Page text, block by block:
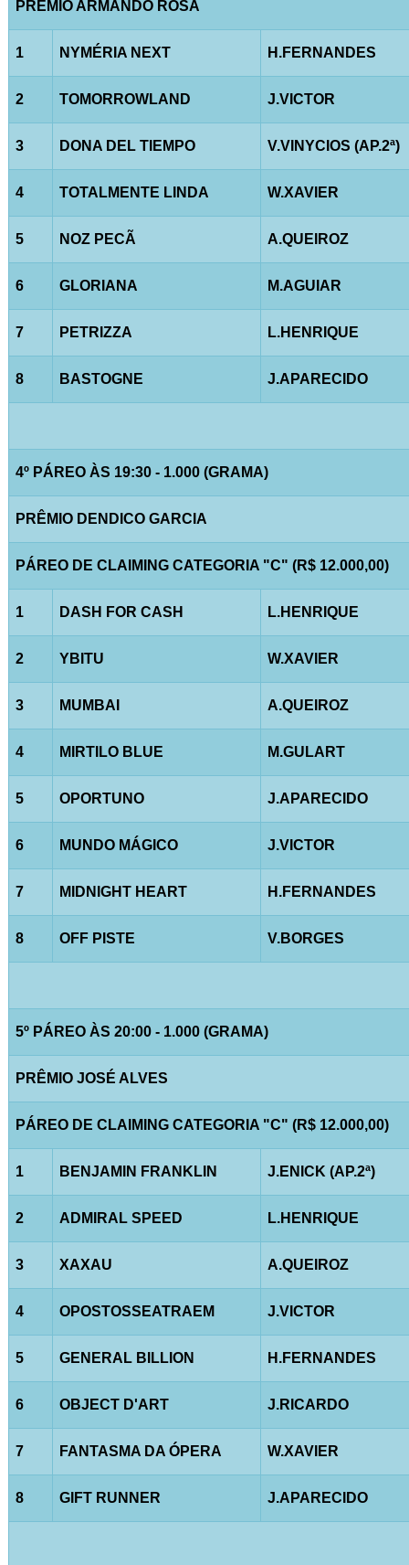
PRÊMIO ARMANDO ROSA
1 NYMÉRIA NEXT H.FERNANDES
2 TOMORROWLAND J.VICTOR
3 DONA DEL TIEMPO V.VINYCIOS (AP.2ª)
4 TOTALMENTE LINDA W.XAVIER
5 NOZ PECÃ A.QUEIROZ
6 GLORIANA M.AGUIAR
7 PETRIZZA L.HENRIQUE
8 BASTOGNE J.APARECIDO
4º PÁREO ÀS 19:30 - 1.000 (GRAMA)
PRÊMIO DENDICO GARCIA
PÁREO DE CLAIMING CATEGORIA "C" (R$ 12.000,00)
1 DASH FOR CASH L.HENRIQUE
2 YBITU W.XAVIER
3 MUMBAI A.QUEIROZ
4 MIRTILO BLUE M.GULART
5 OPORTUNO J.APARECIDO
6 MUNDO MÁGICO J.VICTOR
7 MIDNIGHT HEART H.FERNANDES
8 OFF PISTE V.BORGES
5º PÁREO ÀS 20:00 - 1.000 (GRAMA)
PRÊMIO JOSÉ ALVES
PÁREO DE CLAIMING CATEGORIA "C" (R$ 12.000,00)
1 BENJAMIN FRANKLIN J.ENICK (AP.2ª)
2 ADMIRAL SPEED L.HENRIQUE
3 XAXAU A.QUEIROZ
4 OPOSTOSSEATRAEM J.VICTOR
5 GENERAL BILLION H.FERNANDES
6 OBJECT D'ART J.RICARDO
7 FANTASMA DA ÓPERA W.XAVIER
8 GIFT RUNNER J.APARECIDO